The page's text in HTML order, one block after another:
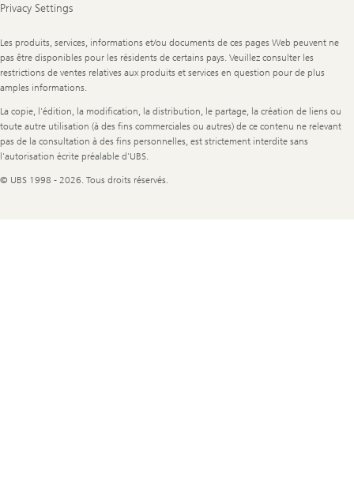
Privacy Settings
Legal
Information
Les produits, services, informations et/ou documents de ces pages Web peuvent ne
pas être disponibles pour les résidents de certains pays. Veuillez consulter les
restrictions de ventes relatives aux produits et services en question pour de plus
amples informations.
La copie, l'édition, la modification, la distribution, le partage, la création de liens ou
toute autre utilisation (à des fins commerciales ou autres) de ce contenu ne relevant
pas de la consultation à des fins personnelles, est strictement interdite sans
l'autorisation écrite préalable d'UBS.
© UBS 1998 - 2026. Tous droits réservés.